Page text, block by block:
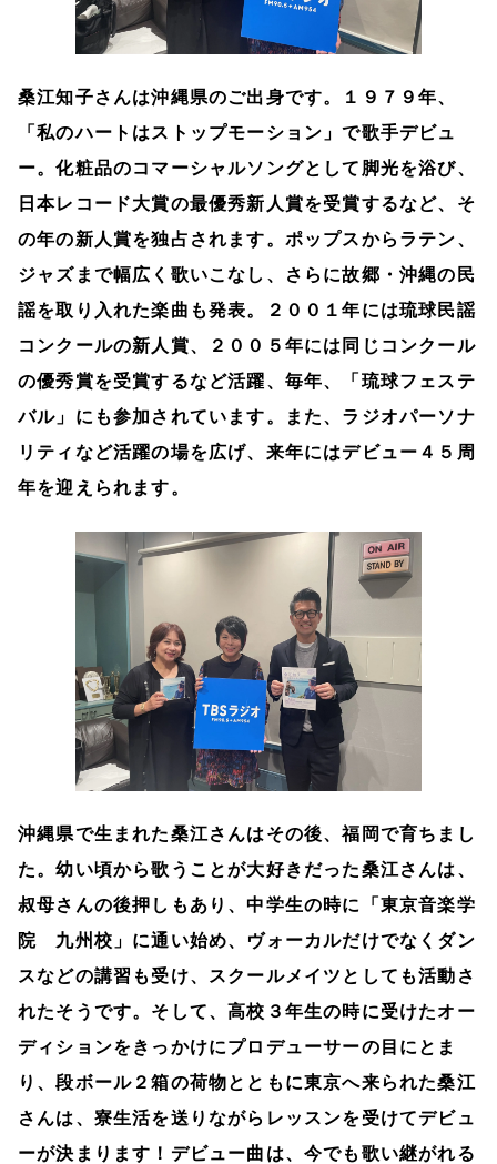
桑江知子さんは沖縄県のご出身です。１９７９年、
「私のハートはストップモーション」で歌手デビュ
ー。化粧品のコマーシャルソングとして脚光を浴び、
日本レコード大賞の最優秀新人賞を受賞するなど、そ
の年の新人賞を独占されます。ポップスからラテン、
ジャズまで幅広く歌いこなし、さらに故郷・沖縄の民
謡を取り入れた楽曲も発表。２００１年には琉球民謡
コンクールの新人賞、２００５年には同じコンクール
の優秀賞を受賞するなど活躍、毎年、「琉球フェステ
バル」にも参加されています。また、ラジオパーソナ
リティなど活躍の場を広げ、来年にはデビュー４５周
年を迎えられます。
沖縄県で生まれた桑江さんはその後、福岡で育ちまし
た。幼い頃から歌うことが大好きだった桑江さんは、
叔母さんの後押しもあり、中学生の時に「東京音楽学
院 九州校」に通い始め、ヴォーカルだけでなくダン
スなどの講習も受け、スクールメイツとしても活動さ
れたそうです。そして、高校３年生の時に受けたオー
ディションをきっかけにプロデューサーの目にとま
り、段ボール２箱の荷物とともに東京へ来られた桑江
さんは、寮生活を送りながらレッスンを受けてデビュ
ーが決まります！デビュー曲は、今でも歌い継がれる